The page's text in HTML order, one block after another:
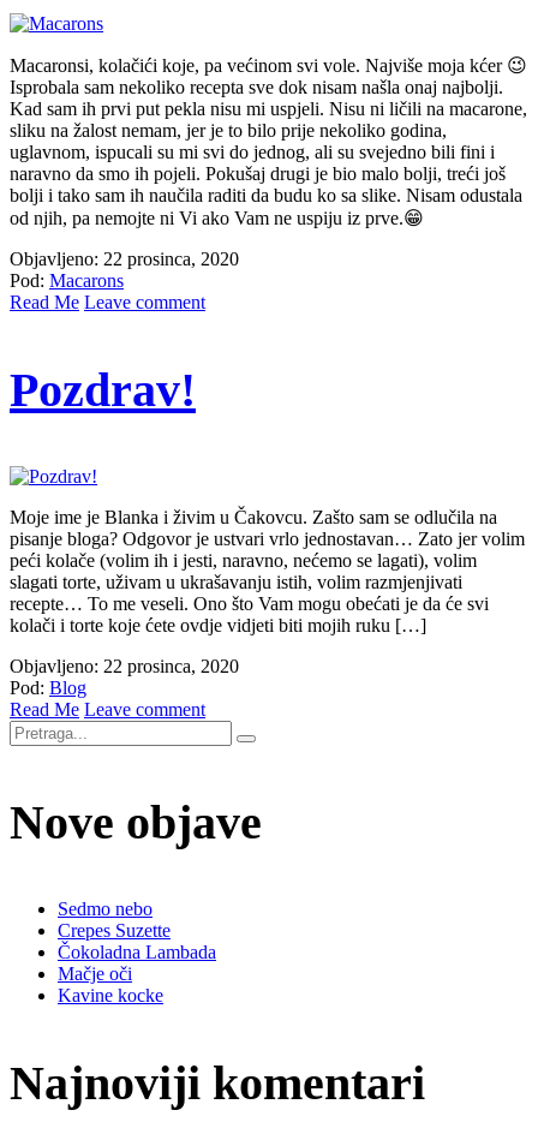
Macaronsi, kolačići koje, pa većinom svi vole. Najviše moja kćer 😉
Isprobala sam nekoliko recepta sve dok nisam našla onaj najbolji.
Kad sam ih prvi put pekla nisu mi uspjeli. Nisu ni ličili na macarone,
sliku na žalost nemam, jer je to bilo prije nekoliko godina,
uglavnom, ispucali su mi svi do jednog, ali su svejedno bili fini i
naravno da smo ih pojeli. Pokušaj drugi je bio malo bolji, treći još
bolji i tako sam ih naučila raditi da budu ko sa slike. Nisam odustala
od njih, pa nemojte ni Vi ako Vam ne uspiju iz prve.😁
Objavljeno: 22 prosinca, 2020
Pod: Macarons
Read Me Leave comment
Pozdrav!
Moje ime je Blanka i živim u Čakovcu. Zašto sam se odlučila na
pisanje bloga? Odgovor je ustvari vrlo jednostavan… Zato jer volim
peći kolače (volim ih i jesti, naravno, nećemo se lagati), volim
slagati torte, uživam u ukrašavanju istih, volim razmjenjivati
recepte… To me veseli. Ono što Vam mogu obećati je da će svi
kolači i torte koje ćete ovdje vidjeti biti mojih ruku […]
Objavljeno: 22 prosinca, 2020
Pod: Blog
Read Me Leave comment
Nove objave
Sedmo nebo
Crepes Suzette
Čokoladna Lambada
Mačje oči
Kavine kocke
Najnoviji komentari